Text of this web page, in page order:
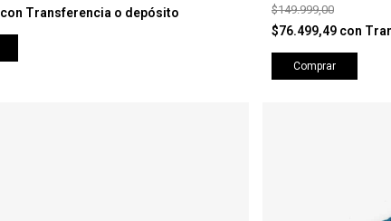
con Transferencia o depósito $149.999,00
$76.499,49 con
Comprar